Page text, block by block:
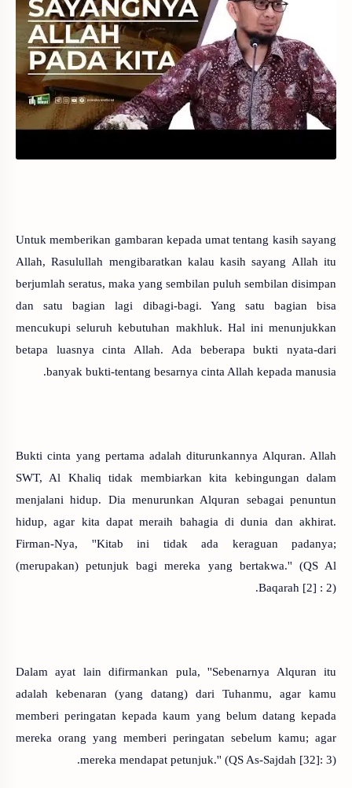
Untuk memberikan gambaran kepada umat tentang kasih sayang
Allah, Rasulullah mengibaratkan kalau kasih sayang Allah itu
berjumlah seratus, maka yang sembilan puluh sembilan disimpan
dan satu bagian lagi dibagi-bagi. Yang satu bagian bisa
mencukupi seluruh kebutuhan makhluk. Hal ini menunjukkan
betapa luasnya cinta Allah. Ada beberapa bukti nyata-dari
banyak bukti-tentang besarnya cinta Allah kepada manusia.
Bukti cinta yang pertama adalah diturunkannya Alquran. Allah
SWT, Al Khaliq tidak membiarkan kita kebingungan dalam
menjalani hidup. Dia menurunkan Alquran sebagai penuntun
hidup, agar kita dapat meraih bahagia di dunia dan akhirat.
Firman-Nya, ''Kitab ini tidak ada keraguan padanya;
(merupakan) petunjuk bagi mereka yang bertakwa.'' (QS Al
Baqarah [2] : 2).
Dalam ayat lain difirmankan pula, ''Sebenarnya Alquran itu
adalah kebenaran (yang datang) dari Tuhanmu, agar kamu
memberi peringatan kepada kaum yang belum datang kepada
mereka orang yang memberi peringatan sebelum kamu; agar
mereka mendapat petunjuk.'' (QS As-Sajdah [32]: 3).